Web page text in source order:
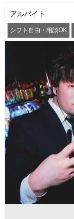
アルバイト
シフト自由・相談OK